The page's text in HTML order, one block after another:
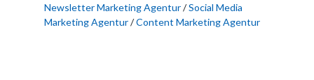
Newsletter Marketing Agentur/Social Media
Marketing Agentur/Content Marketing Agentur